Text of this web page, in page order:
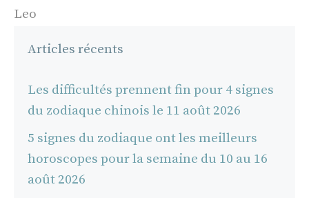
Leo
Articles récents
Les difficultés prennent fin pour 4 signes
du zodiaque chinois le 11 août 2026
5 signes du zodiaque ont les meilleurs
horoscopes pour la semaine du 10 au 16
août 2026